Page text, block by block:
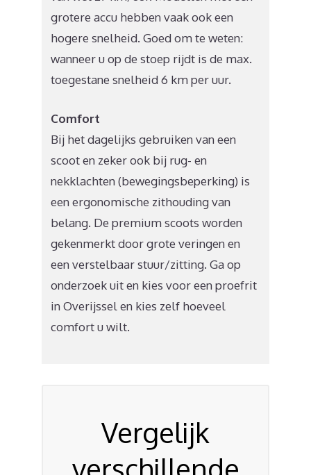
grotere accu hebben vaak ook een
hogere snelheid. Goed om te weten:
wanneer u op de stoep rijdt is de max.
toegestane snelheid 6 km per uur.
Comfort
Bij het dagelijks gebruiken van een
scoot en zeker ook bij rug- en
nekklachten (bewegingsbeperking) is
een ergonomische zithouding van
belang. De premium scoots worden
gekenmerkt door grote veringen en
een verstelbaar stuur/zitting. Ga op
onderzoek uit en kies voor een proefrit
in Overijssel en kies zelf hoeveel
comfort u wilt.
Vergelijk